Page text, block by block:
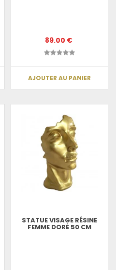
89.00 €
AJOUTER AU PANIER
STATUE VISAGE RÉSINE
FEMME DORÉ 50 CM